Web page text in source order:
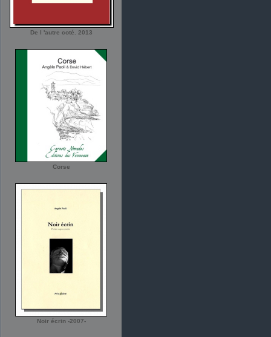
De l 'autre coté. 2013
Corse
Noir écrin -2007-